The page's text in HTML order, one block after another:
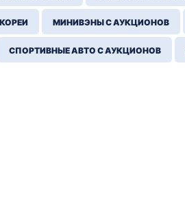
МИНИВЭНЫ С АУКЦИОНОВ
СПОРТИВНЫЕ АВТО С АУКЦИОНОВ